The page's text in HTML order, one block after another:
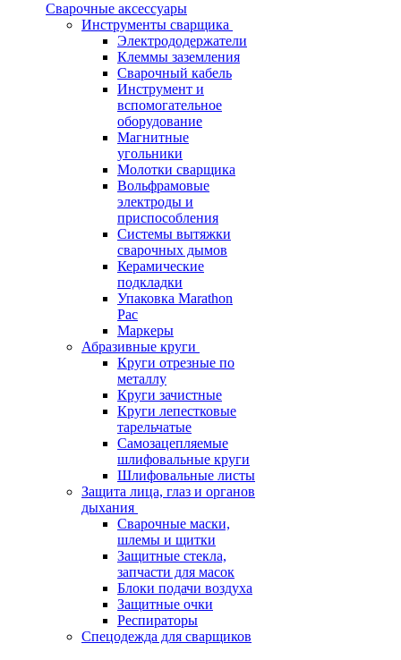
Сварочные аксессуары
Инструменты сварщика
Электрододержатели
Клеммы заземления
Сварочный кабель
Инструмент и
вспомогательное
оборудование
Магнитные
угольники
Молотки сварщика
Вольфрамовые
электроды и
приспособления
Системы вытяжки
сварочных дымов
Керамические
подкладки
Упаковка Marathon
Pac
Маркеры
Абразивные круги
Круги отрезные по
металлу
Круги зачистные
Круги лепестковые
тарельчатые
Самозацепляемые
шлифовальные круги
Шлифовальные листы
Защита лица, глаз и органов
дыхания
Сварочные маски,
шлемы и щитки
Защитные стекла,
запчасти для масок
Блоки подачи воздуха
Защитные очки
Респираторы
Спецодежда для сварщиков